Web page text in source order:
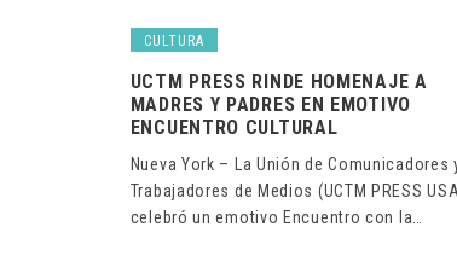
CULTURA
UCTM PRESS RINDE HOMENAJE A
MADRES Y PADRES EN EMOTIVO
ENCUENTRO CULTURAL
Nueva York – La Unión de Comunicadores
Trabajadores de Medios (UCTM PRESS
celebró un emotivo Encuentro con la…